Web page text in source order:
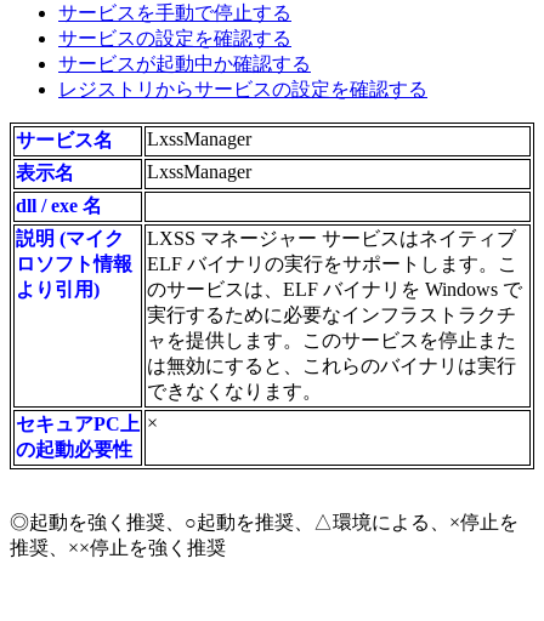
サービスを手動で停止する
サービスの設定を確認する
サービスが起動中か確認する
レジストリからサービスの設定を確認する
サービス名
LxssManager
表示名
LxssManager
dll / exe 名
説明 (マイク
ロソフト情報
より引用)
LXSS マネージャー サービスはネイティブ
ELF バイナリの実行をサポートします。こ
のサービスは、ELF バイナリを Windows で
実行するために必要なインフラストラクチ
ャを提供します。このサービスを停止また
は無効にすると、これらのバイナリは実行
できなくなります。
セキュアPC上
の起動必要性
×
◎起動を強く推奨、○起動を推奨、△環境による、×停止を
推奨、××停止を強く推奨